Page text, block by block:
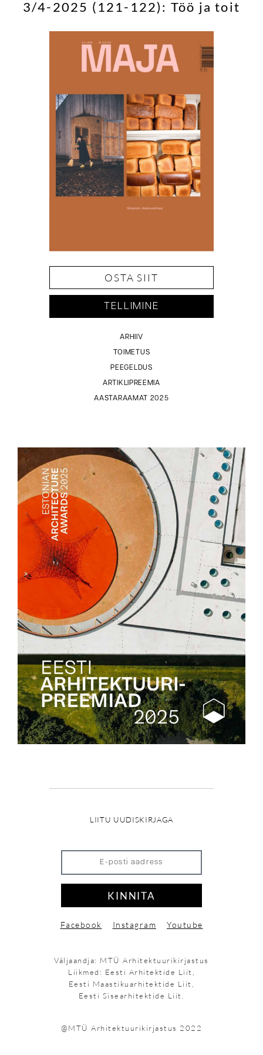
3/4-2025 (121-122): Töö ja toit
OSTA SIIT
TELLIMINE
ARHIIV
TOIMETUS
PEEGELDUS
ARTIKLIPREEMIA
AASTARAAMAT 2025
LIITU UUDISKIRJAGA
KINNITA
Facebook Instagram Youtube
Väljaandja: MTÜ Arhitektuurikirjastus
Liikmed: Eesti Arhitektide Liit,
Eesti Maastikuarhitektide Liit,
Eesti Sisearhitektide Liit.
@MTÜ Arhitektuurikirjastus 2022